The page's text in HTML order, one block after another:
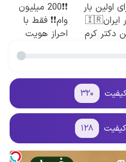
اولین بار
در ایران🇮🇷
دکتر کرم
❗❗200 میلیون
وام❗❗ فقط با
احراز هویت
۳۲۰
۱۲۸